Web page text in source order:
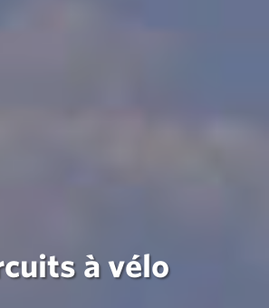
à vélo